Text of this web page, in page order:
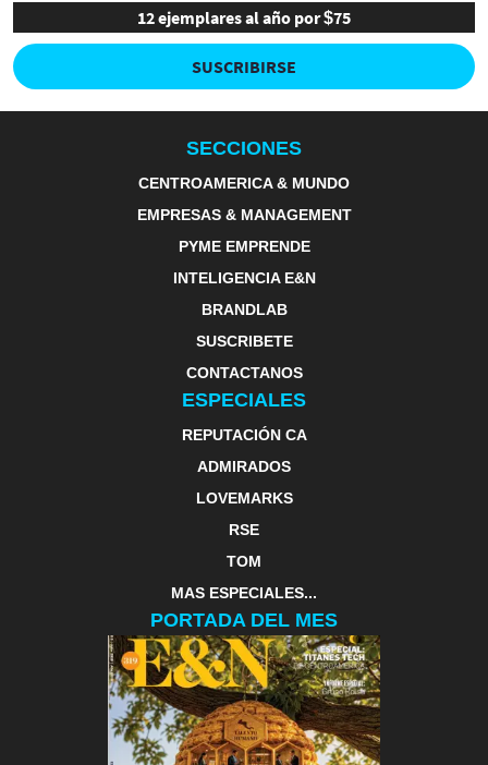
12 ejemplares al año por $75
SUSCRIBIRSE
SECCIONES
CENTROAMERICA & MUNDO
EMPRESAS & MANAGEMENT
PYME EMPRENDE
INTELIGENCIA E&N
BRANDLAB
SUSCRIBETE
CONTACTANOS
ESPECIALES
REPUTACIÓN CA
ADMIRADOS
LOVEMARKS
RSE
TOM
MAS ESPECIALES...
PORTADA DEL MES